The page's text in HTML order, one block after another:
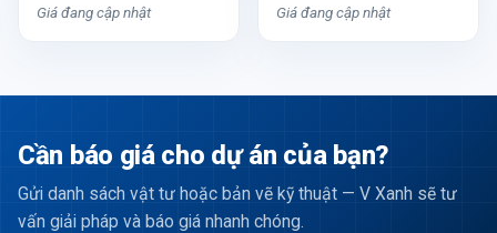
Giá đang cập nhật Giá đang cập nhật
Cần báo giá cho dự án của bạn?
Gửi danh sách vật tư hoặc bản vẽ kỹ thuật — V Xanh sẽ tư
vấn giải pháp và báo giá nhanh chóng.